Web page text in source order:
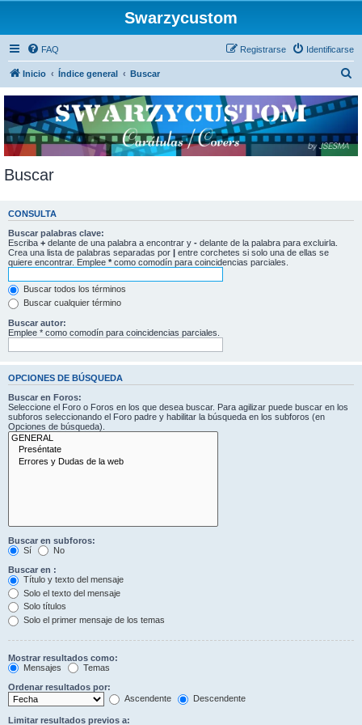
Swarzycustom
FAQ Identificarse
Registrarse
Inicio Índice general Buscar
c
Buscar
CONSULTA
Buscar palabras clave:
Escriba + delante de una palabra a encontrar y - delante de la palabra para excluirla.
Crea una lista de palabras separadas por
entre corchetes si solo una de ellas se
quiere encontrar. Emplee * como comodín para coincidencias parciales.
Buscar todos los términos
Buscar cualquier término
Buscar autor:
Emplee * como comodín para coincidencias parciales.
OPCIONES DE BÚSQUEDA
Buscar en Foros:
Seleccione el Foro o Foros en los que desea buscar. Para agilizar puede buscar en los
subforos seleccionando el Foro padre y habilitar la búsqueda en los subforos (en
Opciones de búsqueda).
Buscar en subforos:
Sí
No
Buscar en :
Título y texto del mensaje
Solo el texto del mensaje
Solo títulos
Solo el primer mensaje de los temas
Mostrar resultados como:
Mensajes
Temas
Ordenar resultados por:
Ascendente
Descendente
Limitar resultados previos a: